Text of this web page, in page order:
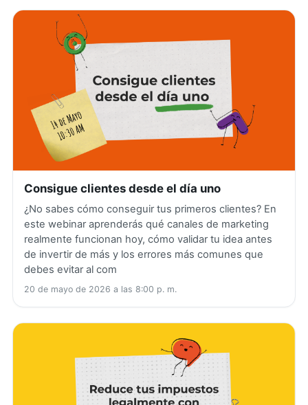
Consigue clientes desde el día uno
¿No sabes cómo conseguir tus primeros clientes? En
este webinar aprenderás qué canales de marketing
realmente funcionan hoy, cómo validar tu idea antes
de invertir de más y los errores más comunes que
debes evitar al com
20 de mayo de 2026 a las 8:00 p. m.